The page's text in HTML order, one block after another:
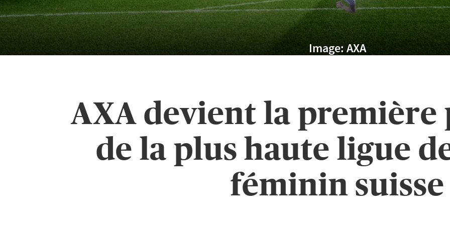
Image: AXA
AXA devient la
de la plus haute ligue
féminin suisse